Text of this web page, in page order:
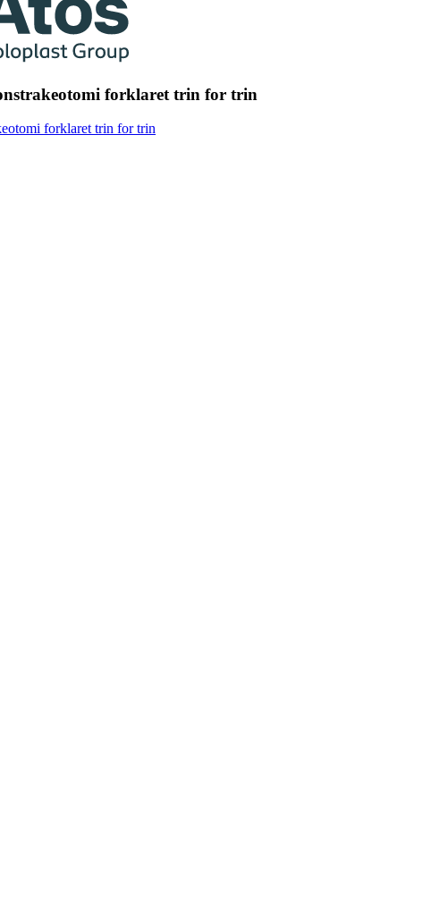
forklaret trin for trin
forklaret trin for trin